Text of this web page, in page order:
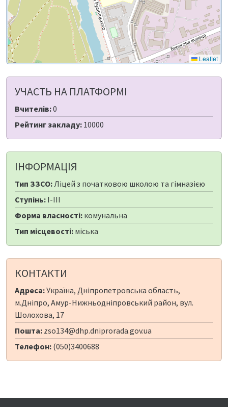
Leaflet
УЧАСТЬ НА ПЛАТФОРМІ
Вчителів:0
Рейтинг закладу: 10000
ІНФОРМАЦІЯ
Тип ЗЗСО:Ліцей з початковою школою та гімназією
Ступінь: I-III
Форма власності: комунальна
Тип місцевості: міська
КОНТАКТИ
Адреса:Україна, Дніпропетровська область,
м.Дніпро, Амур-Нижньодніпровський район, вул.
Шолохова, 17
Пошта: zso134@dhp.dniprorada.gov.ua
Телефон: (050)3400688